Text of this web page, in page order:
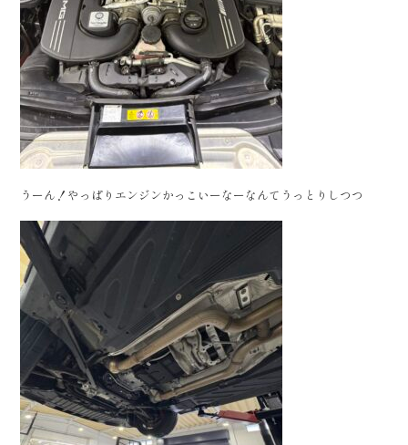
うーん！やっぱりエンジンかっこいーなーなんてうっとりしつつ